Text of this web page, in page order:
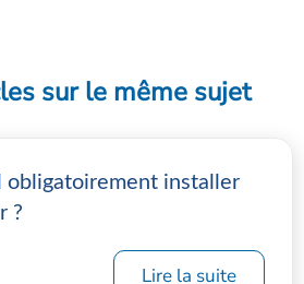
sur le même sujet
obligatoirement installer
?
Lire la suite